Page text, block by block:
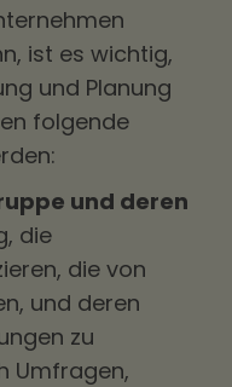
ist es wichtig,
und Planung
folgende
und deren
die
die von
und deren
zu
Umfragen,